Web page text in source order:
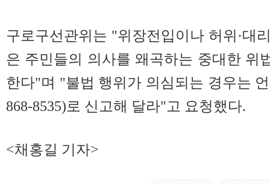
구로구선관위는 "위장전입이나 허위·대
은 주민들의 의사를 왜곡하는 중대한 위
한다"며 "불법 행위가 의심되는 경우는
868-8535)로 신고해 달라"고 요청했다.
<채홍길 기자>